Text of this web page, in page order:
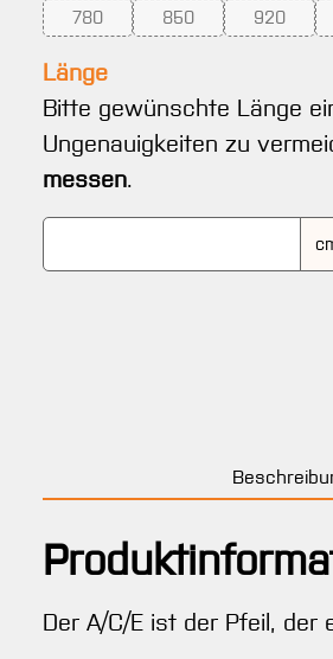
780
(Diese Option ist zurzeit nicht
850
(Diese Option ist
920
(Diese
Länge
Bitte gewünschte Länge
Ungenauigkeiten zu
messen.
Der A/C/E ist der Pfeil,